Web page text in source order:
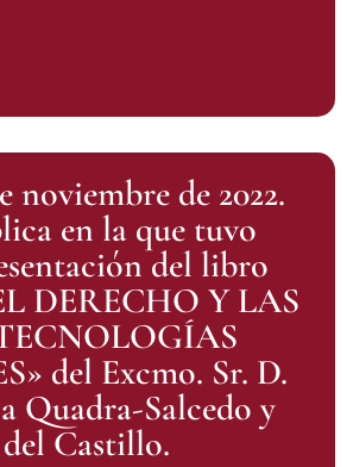
noviembre de 2022.
en la que tuvo
del libro
DERECHO Y LAS
del Excmo. Sr. D.
Quadra-Salcedo y
Castillo.